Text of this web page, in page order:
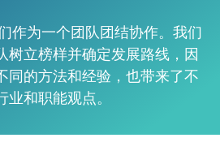
作为一个团队团结协作。我们
树立榜样并确定发展路线，因
同的方法和经验，也带来了不
业和职能观点。